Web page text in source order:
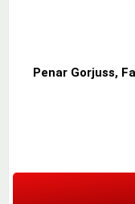
Penar Gorjuss,